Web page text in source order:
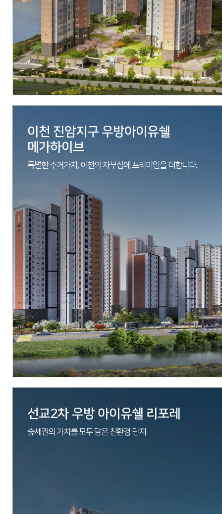
(주)우방
세대수 아파트 322세대, 오피스텔 253실
분양문의 053-762-9922
자세히 보기
현장 경기도 양평군 강상면 병산리 24-1외 12필지
시행 아시아신탁
시공 우방산업 / 에스엠상선 건설부문
세대수 총 219세대 (77type 216세대, 108type 3세대)
분양문의 1855-2190
자세히 보기
이천 진암지구 우방아이유쉘
메가하이브
특별한 주거가치, 이천의 자부심에 프리미엄을 더합니다.
선교2차 우방 아이유쉘 리포레
숲세권의 가치를 모두 담은 친환경 단지